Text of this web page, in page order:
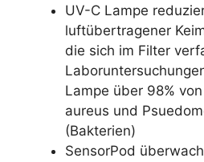
UV-C Lampe
luftübertragener
die sich im Filter
Lampe über 98%
aureus und
(Bakterien)
SensorPod